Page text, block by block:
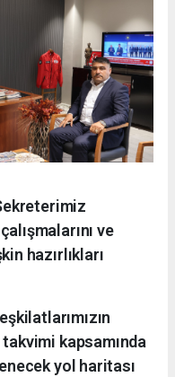
ve
hazırlıkları
kapsamında
yol haritası